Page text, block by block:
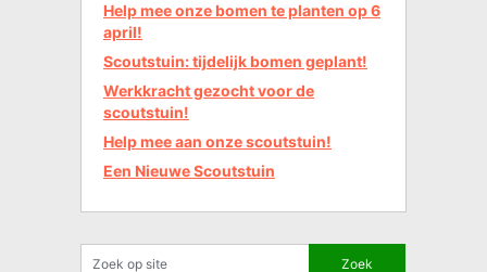
Help mee onze bomen te planten op 6
april!
Scoutstuin: tijdelijk bomen geplant!
Werkkracht gezocht voor de
scoutstuin!
Help mee aan onze scoutstuin!
Een Nieuwe Scoutstuin